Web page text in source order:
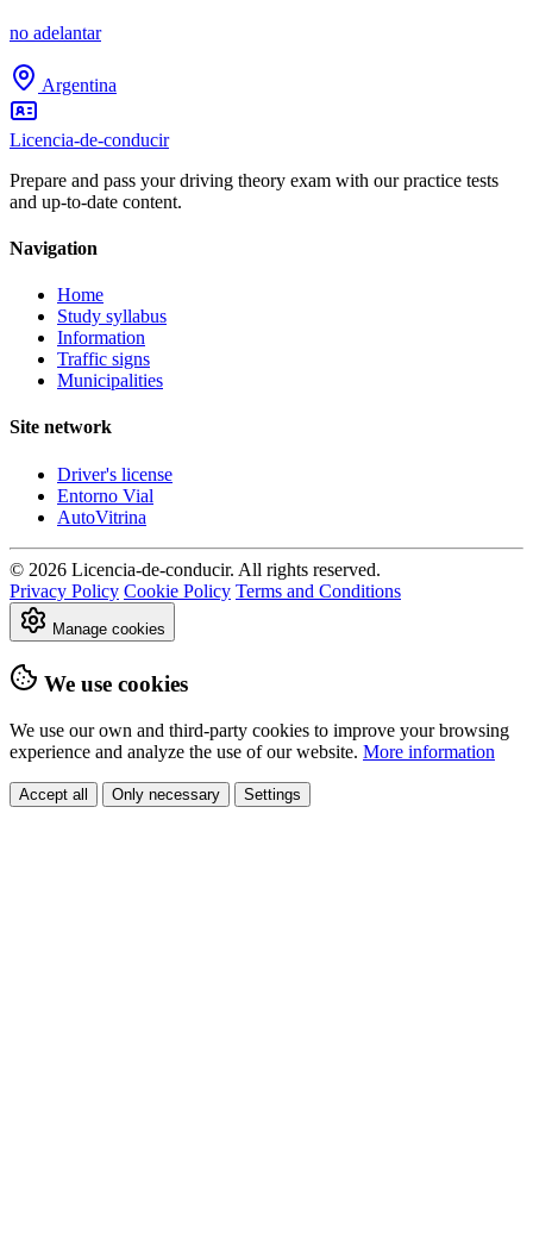
no adelantar
Argentina
Licencia-de-conducir
Prepare and pass your driving theory exam with our practice tests
and up-to-date content.
Navigation
Home
Study syllabus
Information
Traffic signs
Municipalities
Site network
Driver's license
Entorno Vial
AutoVitrina
© 2026 Licencia-de-conducir. All rights reserved.
Privacy Policy Cookie Policy Terms and Conditions
Manage cookies
We use cookies
We use our own and third-party cookies to improve your browsing
experience and analyze the use of our website. More information
Accept all Only necessary Settings